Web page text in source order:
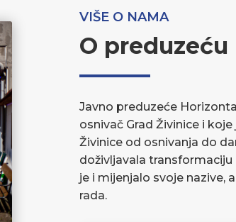
VIŠE O NAMA
O preduzeću
Javno preduzeće
osnivač Grad Živinice i
Živinice od osnivanja do
doživljavala
je i mijenjalo svoje nazive,
rada.